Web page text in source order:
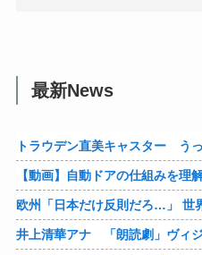
最新News
【動画】自動ドアの仕組みを理